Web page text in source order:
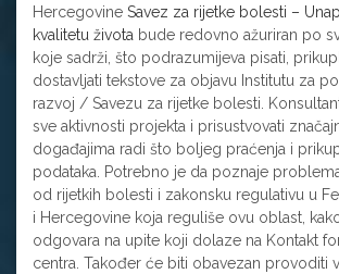
Hercegovine Savez za rijetke bolesti –
kvalitetu života bude redovno ažuriran po
koje sadrži, što podrazumijeva pisati,
dostavljati tekstove za objavu Institutu za
razvoj / Savezu za rijetke bolesti.
sve aktivnosti projekta i prisustvovati
događajima radi što boljeg praćenja i
podataka. Potrebno je da poznaje
od rijetkih bolesti i zakonsku regulativu u
i Hercegovine koja reguliše ovu oblast,
odgovara na upite koji dolaze na Kontakt
centra. Također će biti obavezan provoditi